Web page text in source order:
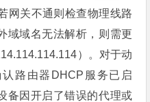
网关不通则检查物理线路
域域名无法解析，则需更
）。对于动
路由器DHCP服务已启
备因开启了错误的代理或